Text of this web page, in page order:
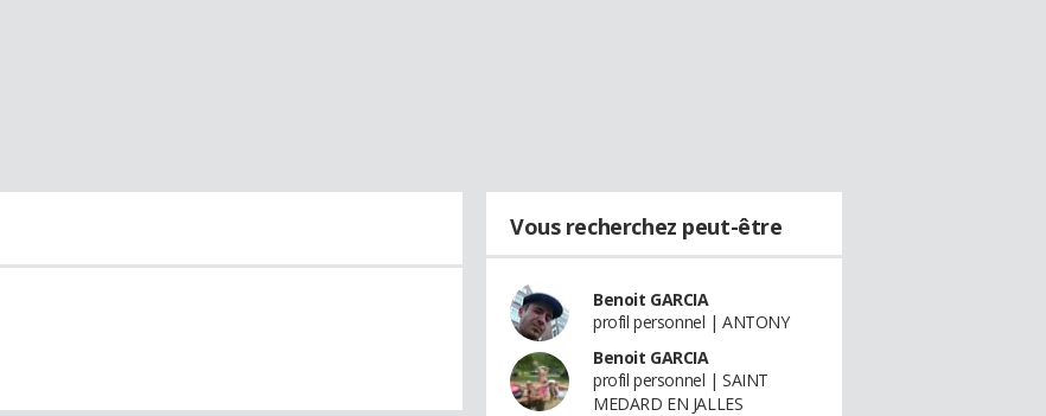
Vous recherchez peut-être
Benoit GARCIA
profil personnel | ANTONY
Benoit GARCIA
profil personnel | SAINT
MEDARD EN JALLES